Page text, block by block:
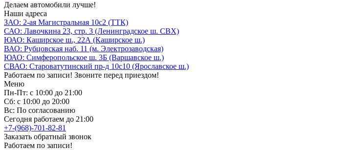
Делаем автомобили лучше!
Наши адреса
ЗАО: 2-ая Магистральная 10с2 (ТТК)
САО: Лавочкина 23, стр. 3 (Ленинградское ш. СВХ)
ЮАО: Каширское ш., 22А (Каширское ш.)
ВАО: Рубцовская наб. 11 (м. Электрозаводская)
ЮАО: Симферопольское ш. 3Б (Варшавское ш.)
СВАО: Староватутинский пр-д 10с10 (Ярославское ш.)
Работаем по записи! Звоните перед приездом!
Меню
Пн-Пт: с 10:00 до 21:00
Сб: с 10:00 до 20:00
Вс: По согласованию
Сегодня работаем до 21:00
+7-(968)-701-82-81
Заказать обратный звонок
Работаем по записи!